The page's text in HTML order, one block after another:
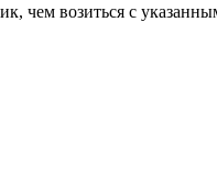
чем возиться с